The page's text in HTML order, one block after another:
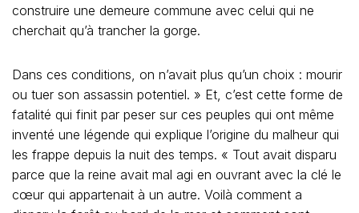
construire une demeure commune avec celui qui ne
cherchait qu’à trancher la gorge.
Dans ces conditions, on n’avait plus qu’un choix : mourir
ou tuer son assassin potentiel. » Et, c’est cette forme de
fatalité qui finit par peser sur ces peuples qui ont même
inventé une légende qui explique l’origine du malheur qui
les frappe depuis la nuit des temps. « Tout avait disparu
parce que la reine avait mal agi en ouvrant avec la clé le
cœur qui appartenait à un autre. Voilà comment a